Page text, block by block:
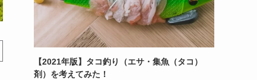
【2021年版】タコ釣り（エサ・集魚（タコ）
剤）を考えてみた！